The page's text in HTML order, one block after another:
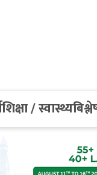
शिक्षा / स्वास्थ्य